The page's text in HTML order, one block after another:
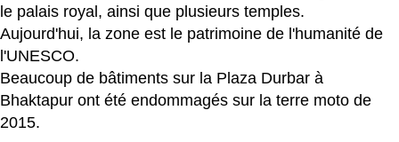
le palais royal, ainsi que plusieurs temples.
Aujourd'hui, la zone est le patrimoine de l'humanité de
l'UNESCO.
Beaucoup de bâtiments sur la Plaza Durbar à
Bhaktapur ont été endommagés sur la terre moto de
2015.